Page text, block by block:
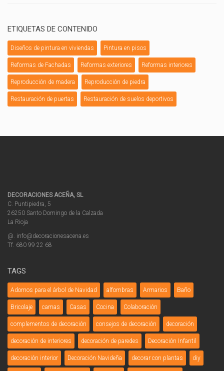
ETIQUETAS DE CONTENIDO
Diseños de pintura en viviendas Pintura en pisos
Reformas de Fachadas Reformas exteriores Reformas interiores
Reproducción de madera Reproducción de piedra
Restauración de puertas Restauración de suelos deportivos
DECORACIONES ACEÑA, SL
C. Puntipiedra, 5
26250 Santo Domingo de la Calzada
La Rioja
@. info@decoracionesacena.es
Tf. 680 99 22 68
TAGS
Adornos para el árbol de Navidad alfombras Armarios Baño
Bricolaje camas Casas Cocina Colaboración
complementos de decoración consejos de decoración decoración
decoración de interiores decoración de paredes Decoración Infantil
decoración interior Decoración Navideña decorar con plantas diy